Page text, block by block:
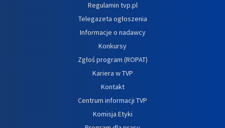
Regulamin tvp.pl
Telegazeta ogłoszenia
Informacje o nadawcy
Konkursy
Zgłoś program (ROPAT)
Kariera w TVP
Kontakt
Centrum informacji TVP
Komisja Etyki